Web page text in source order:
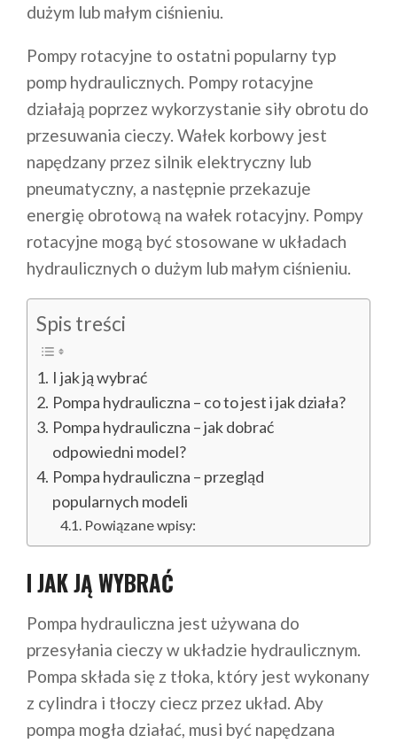
dużym lub małym ciśnieniu.
Pompy rotacyjne to ostatni popularny typ
pomp hydraulicznych. Pompy rotacyjne
działają poprzez wykorzystanie siły obrotu do
przesuwania cieczy. Wałek korbowy jest
napędzany przez silnik elektryczny lub
pneumatyczny, a następnie przekazuje
energię obrotową na wałek rotacyjny. Pompy
rotacyjne mogą być stosowane w układach
hydraulicznych o dużym lub małym ciśnieniu.
Spis treści
I jak ją wybrać
Pompa hydrauliczna – co to jest i jak działa?
Pompa hydrauliczna – jak dobrać
odpowiedni model?
Pompa hydrauliczna – przegląd
popularnych modeli
Powiązane wpisy:
I JAK JĄ WYBRAĆ
Pompa hydrauliczna jest używana do
przesyłania cieczy w układzie hydraulicznym.
Pompa składa się z tłoka, który jest wykonany
z cylindra i tłoczy ciecz przez układ. Aby
pompa mogła działać, musi być napędzana